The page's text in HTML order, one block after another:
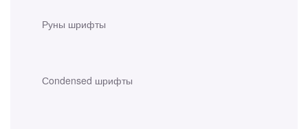
Руны шрифты
Сondensed шрифты